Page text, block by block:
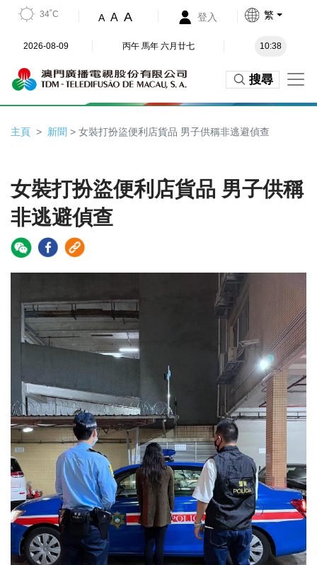
34˚C A A A 登入 繁
2026-08-09 丙午 馬年 六月廿七 10:38
搜尋
主頁 新聞 > 女裝打扮盜便利店貨品 男子供稱非逃避偵查
女裝打扮盜便利店貨品 男子供稱
非逃避偵查